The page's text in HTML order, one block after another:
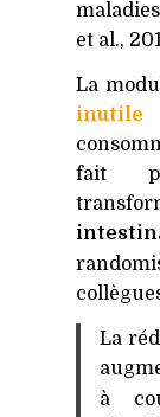
et al.,
La
inutile
fait
La
à